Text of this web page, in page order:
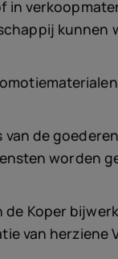
in
kunnen
de
worden
Koper
van herziene